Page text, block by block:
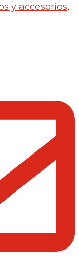
y accesorios,